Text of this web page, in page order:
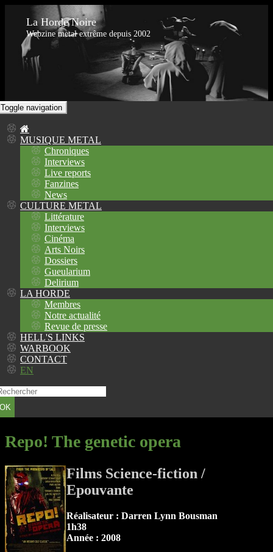
La Horde Noire
Webzine metal extrême depuis 2002
Toggle navigation
MUSIQUE METAL
Chroniques
Interviews
Live reports
Fanzines
News
CULTURE METAL
Littérature
Interviews
Cinéma
Arts Noirs
Dossiers
Gueularium
Delirium
LA HORDE
Membres
Notre actualité
Revue de presse
HELL'S LINKS
WARBOOK
CONTACT
EN
OK
Repo! The genetic opera
Films Science-fiction /
Epouvante
Réalisateur : Darren Lynn Bousman
1h38
Année : 2008